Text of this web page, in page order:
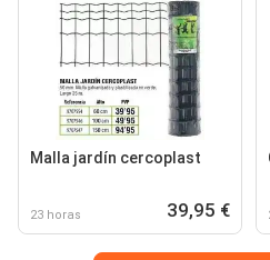
Malla jardín cercoplast
23 horas 39,95 €